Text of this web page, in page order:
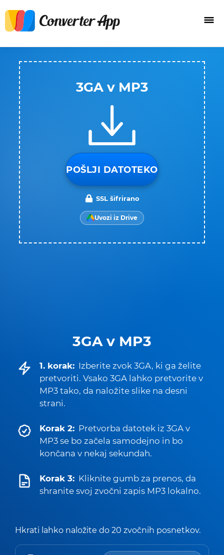
3GA v MP3
1. korak: Izberite zvok 3GA, ki ga želite
pretvoriti. Vsako 3GA lahko pretvorite v
MP3 tako, da naložite slike na desni
strani.
Korak 2: Pretvorba datotek iz 3GA v
MP3 se bo začela samodejno in bo
končana v nekaj sekundah.
Korak 3: Kliknite gumb za prenos, da
shranite svoj zvočni zapis MP3 lokalno.
Hkrati lahko naložite do 20 zvočnih posnetkov.
3GA v MP3
POŠLJI DATOTEKO
SSL šifrirano
Uvozi iz Drive